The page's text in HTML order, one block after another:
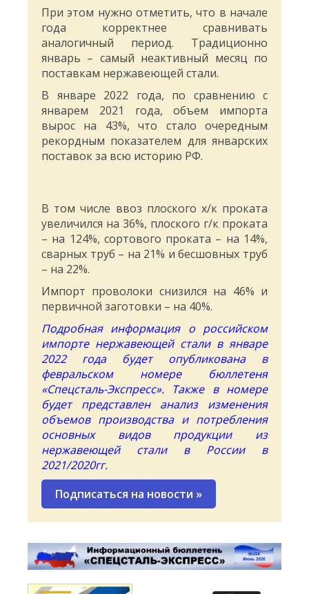
При этом нужно отметить, что в начале
года корректнее сравнивать
аналогичный период. Традиционно
январь – самый неактивный месяц по
поставкам нержавеющей стали.
В январе 2022 года, по сравнению с
январем 2021 года, объем импорта
вырос на 43%, что стало очередным
рекордным показателем для январских
поставок за всю историю РФ.
В том числе ввоз плоского х/к проката
увеличился на 36%, плоского г/к проката
– на 124%, сортового проката – на 14%,
сварных труб – на 21% и бесшовных труб
– на 22%.
Импорт проволоки снизился на 46% и
первичной заготовки – на 40%.
Подробная информация о российском
импорте нержавеющей стали в январе
2022 года будет опубликована в
февральском номере бюллетеня
«Спецсталь-Экспресс». Также в номере
будет представлен анализ изменения
объемов производства и потребления
основных видов продукции из
нержавеющей стали в России в
2021/2020гг.
Подписаться на новости »